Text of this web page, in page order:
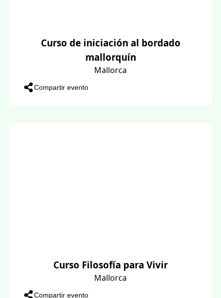
Curso de iniciación al bordado
mallorquín
Mallorca
Compartir evento
Curso Filosofía para Vivir
Mallorca
Compartir evento